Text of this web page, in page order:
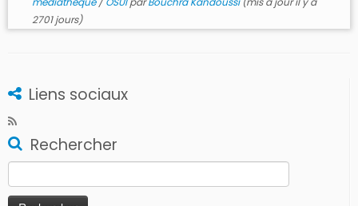
2701 jours)
Liens sociaux
Rechercher